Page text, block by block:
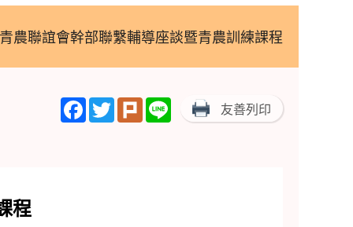
農聯誼會幹部聯繫輔導座談暨青農訓練課程
Facebook
TwitterPlurk Line 友善列印
程